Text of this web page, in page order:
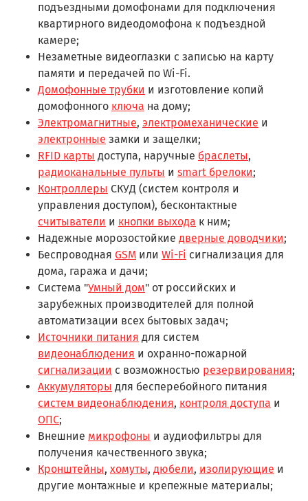
подъездными домофонами для подключения
квартирного видеодомофона к подъездной
камере;
Незаметные видеоглазки с записью на карту
памяти и передачей по Wi-Fi.
Домофонные трубки и изготовление копий
домофонного ключа на дому;
Электромагнитные, электромеханические и
электронные замки и защелки;
RFID карты доступа, наручные браслеты,
радиоканальные пульты и smart брелоки;
Контроллеры СКУД (систем контроля и
управления доступом), бесконтактные
считыватели и кнопки выхода к ним;
Надежные морозостойкие дверные доводчики;
Беспроводная GSM или Wi-Fi сигнализация для
дома, гаража и дачи;
Система "Умный дом" от российских и
зарубежных производителей для полной
автоматизации всех бытовых задач;
Источники питания для систем
видеонаблюдения и охранно-пожарной
сигнализации с возможностью резервирования;
Аккумуляторы для бесперебойного питания
систем видеонаблюдения, контроля доступа и
ОПС;
Внешние микрофоны и аудиофильтры для
получения качественного звука;
Кронштейны, хомуты, дюбели, изолирующие и
другие монтажные и крепежные материалы;